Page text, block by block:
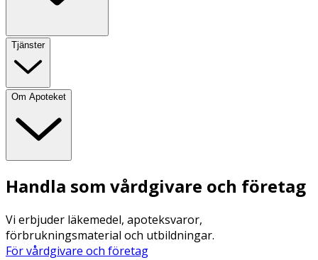
Tjänster
Om Apoteket
Handla som vårdgivare och företag
Vi erbjuder läkemedel, apoteksvaror,
förbrukningsmaterial och utbildningar.
För vårdgivare och företag